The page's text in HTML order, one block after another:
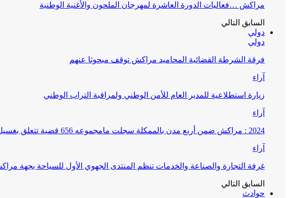
مراكش …فعاليات الدورة العاشرة لمهرجان الملحون والأغنية الوطنية
السابق التالي
دولي
دولي
فرقة الشرطة القضائية المحاميد مراكش توقف مبحوثا عنهم
آراء
زيارة استطلاعية للمدير العام للأمن الوطني ولمراقبة التراب الوطني
آراء
2024 : مراكش ضمن أربع مدن بالممكلة سجلت مامجموعه 656 قضية تتعلق بغسيل الأموال
آراء
غرفة التجارة والصناعة والخدمات تنظم المنتدى الجهوي الأول للسياحة بجهة
السابق التالي
حوادث